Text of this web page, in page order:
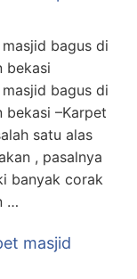
bagus di
bekasi
bagus di
–Karpet
satu alas
, pasalnya
banyak corak
…
masjid